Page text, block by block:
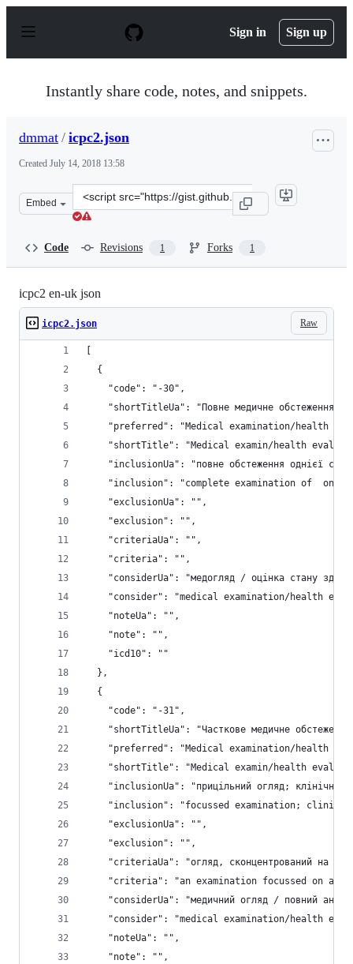
p
Sign in Sign up
Instantly share code, notes, and snippets.
dmmat / icpc2.json
Created July 14, 2018 13:58
Embed
Clone
this
Code Revisions 1 Forks 1
icpc2 en-uk json
Raw
icpc2.json
  {
    "code": "-30",
    "shortTitleUa": "Повне медичне обстеження",
"preferred": "Medical examination/health
"shortTitle": "Medical examin/health eval
"inclusionUa": "повне обстеження однієї
"inclusion": "complete examination of  one
    "exclusionUa": "",
    "exclusion": "",
    "criteriaUa": "",
    "criteria": "",
"considerUa": "медогляд / оцінка стану
"consider": "medical examination/health
    "noteUa": "",
    "note": "",
    "icd10": ""
  },
  {
    "code": "-31",
"shortTitleUa": "Часткове медичне
"preferred": "Medical examination/health
"shortTitle": "Medical examin/health eval
"inclusionUa": "прицільний огляд; клінічний
"inclusion": "focussed examination;
    "exclusionUa": "",
    "exclusion": "",
"criteriaUa": "огляд, сконцентрований на
"criteria": "an examination focussed on a
"considerUa": "медичний огляд / повний
"consider": "medical examination/health
    "noteUa": "",
    "note": "",